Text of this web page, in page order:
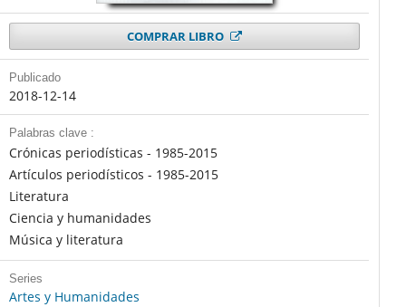
COMPRAR LIBRO
Publicado
2018-12-14
Palabras clave :
Crónicas periodísticas - 1985-2015
Artículos periodísticos - 1985-2015
Literatura
Ciencia y humanidades
Música y literatura
Series
Artes y Humanidades